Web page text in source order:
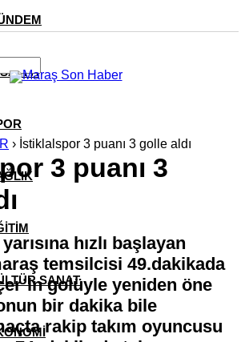
SANAT
› İstiklalspor 3 puanı 3 golle aldı
3 puanı 3
hızlı başlayan
temsilcisi 49.dakikada
golüyle yeniden öne
bir dakika bile
rakip takım oyuncusu